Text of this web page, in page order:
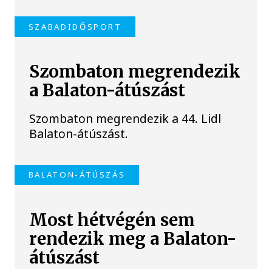
SZABADIDŐSPORT
Szombaton megrendezik
a Balaton-átúszást
Szombaton megrendezik a 44. Lidl
Balaton-átúszást.
BALATON-ÁTÚSZÁS
Most hétvégén sem
rendezik meg a Balaton-
átúszást